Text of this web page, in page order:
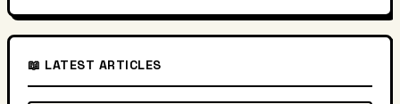
📖 LATEST ARTICLES